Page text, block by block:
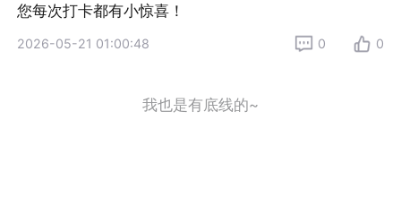
您每次打卡都有小惊喜！
2026-05-21 01:00:48 0 0
我也是有底线的~